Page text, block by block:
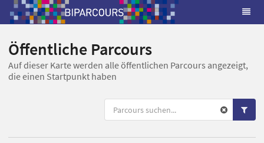
Öffentliche Parcours
Auf dieser Karte werden alle öffentlichen Parcours angezeigt,
die einen Startpunkt haben